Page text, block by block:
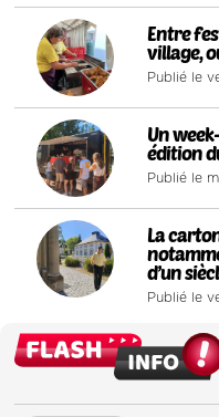
3
Entre
village,
Publié le
4
Un
édition
Publié le
5
La
d’un
Publié le